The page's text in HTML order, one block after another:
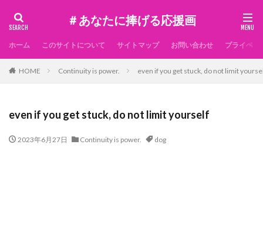
＃あなたに捧げる応援画
ホーム このサイトについて サイトマップ お問い合わせ プライベー
HOME Continuity is power. even if you get stuck, do not limit
even if you get stuck, do not limit yourself
2023年6月27日 Continuity is power. dog